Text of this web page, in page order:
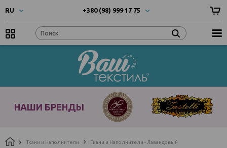
RU
UA- Українска
RU- Русский
+380 (98) 999 17 75
НАШИ БРЕНДЫ
Ткани и Наполнители Ткани и Наполнители - Лавандовый